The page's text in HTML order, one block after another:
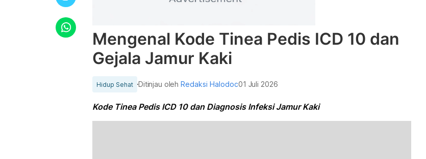
Mengenal Kode Tinea Pedis ICD 10 dan
Gejala Jamur Kaki
Hidup Sehat Ditinjau olehRedaksi Halodoc01 Juli 2026
Kode Tinea Pedis ICD 10 dan Diagnosis Infeksi Jamur Kaki